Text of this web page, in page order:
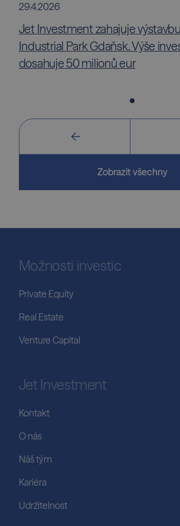
29.4.2026
Jet Investment zahajuje
Industrial Park Gdaňsk. Výše
dosahuje 50 milionů eur
Zobrazit všechny
Možnosti investic
Private Equity
Real Estate
Venture Capital
Jet Investment
Kontakt
O nás
Náš tým
Kariéra
Udržitelnost